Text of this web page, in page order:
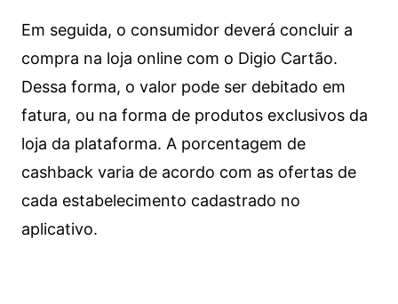
Em seguida, o consumidor deverá concluir a
compra na loja online com o Digio Cartão.
Dessa forma, o valor pode ser debitado em
fatura, ou na forma de produtos exclusivos da
loja da plataforma. A porcentagem de
cashback varia de acordo com as ofertas de
cada estabelecimento cadastrado no
aplicativo.